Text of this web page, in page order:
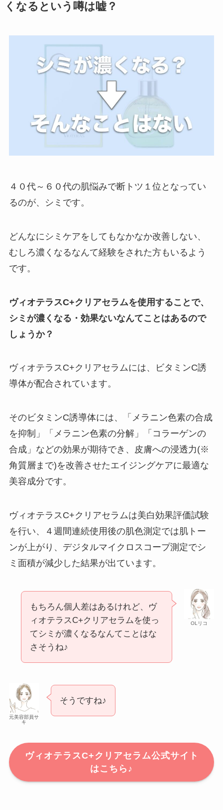
くなるという噂は嘘？
４０代～６０代の肌悩みで断トツ１位となってい
るのが、シミです。
どんなにシミケアをしてもなかなか改善しない、
むしろ濃くなるなんて経験をされた方もいるよう
です。
ヴィオテラスC+クリアセラムを使用することで、
シミが濃くなる・効果ないなんてことはあるので
しょうか？
ヴィオテラスC+クリアセラムには、ビタミンC誘
導体が配合されています。
そのビタミンC誘導体には、「メラニン色素の合成
を抑制」「メラニン色素の分解」「コラーゲンの
合成」などの効果が期待でき、皮膚への浸透力(※
角質層まで)を改善させたエイジングケアに最適な
美容成分です。
ヴィオテラスC+クリアセラムは美白効果評価試験
を行い、４週間連続使用後の肌色測定では肌トー
ンが上がり、デジタルマイクロスコープ測定でシ
ミ面積が減少した結果が出ています。
OLリコ
もちろん個人差はあるけれど、ヴ
ィオテラスC+クリアセラムを使っ
てシミが濃くなるなんてことはな
さそうね♪
元美容部員サ
キ
そうですね♪
ヴィオテラスC+クリアセラム公式サイト
はこちら♪